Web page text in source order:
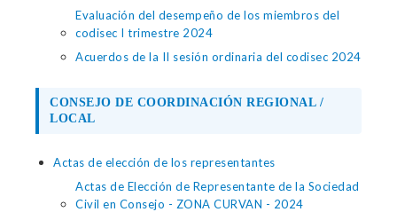
Evaluación del desempeño de los miembros del
codisec I trimestre 2024
Acuerdos de la II sesión ordinaria del codisec 2024
CONSEJO DE COORDINACIÓN REGIONAL /
LOCAL
Actas de elección de los representantes
Actas de Elección de Representante de la Sociedad
Civil en Consejo - ZONA CURVAN - 2024